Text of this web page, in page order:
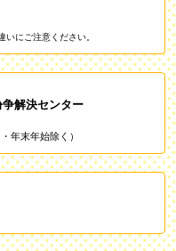
にご注意ください。
解決センター
年末年始除く）